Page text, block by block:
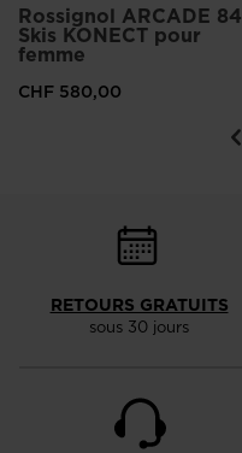
Rossignol ARCADE 84
Skis KONECT pour
femme
CHF 580,00
RETOURS GRATUITS
sous 30 jours